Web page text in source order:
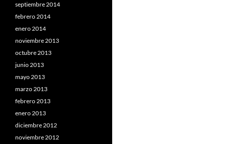
septiembre 2014
febrero 2014
enero 2014
noviembre 2013
octubre 2013
junio 2013
mayo 2013
marzo 2013
febrero 2013
enero 2013
diciembre 2012
noviembre 2012